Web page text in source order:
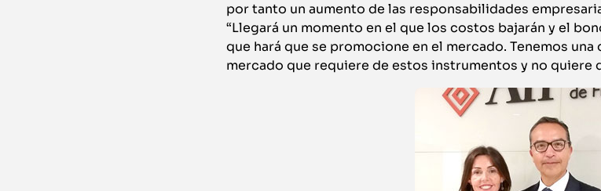
por tanto un aumento de las responsabilidades
“Llegará un momento en el que los costos bajarán y el
que hará que se promocione en el mercado. Tenemos una
mercado que requiere de estos instrumentos y no quiere